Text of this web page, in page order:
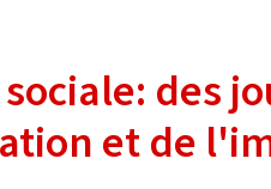
des
et de